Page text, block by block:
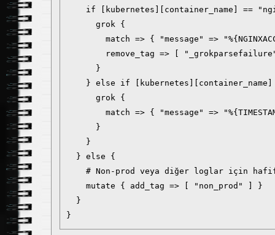
if [kubernetes][container_name] ==
      grok {
match => { "message" =>
remove_tag => [
      }
} else if
      grok {
match => { "message" =>
      }
    }
  } else {
# Non-prod veya diğer loglar için
    mutate { add_tag => [ "non_prod" ] }
  }
}